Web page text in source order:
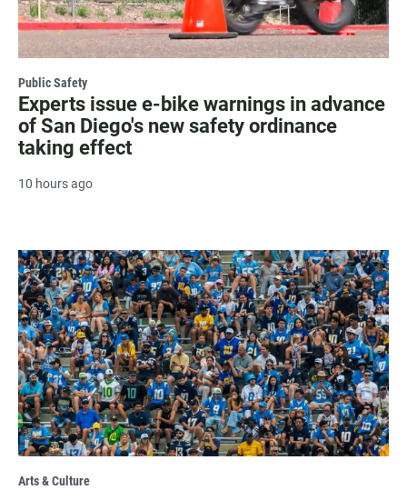
Public Safety
Experts issue e-bike warnings in advance
of San Diego's new safety ordinance
taking effect
10 hours ago
Arts & Culture